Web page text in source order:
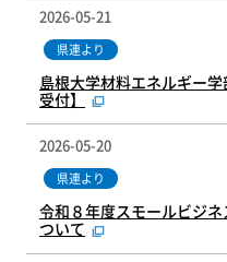
2026-05-21
県連より
島根大学材料エネルギー
受付】
2026-05-20
県連より
令和８年度スモールビジ
ついて